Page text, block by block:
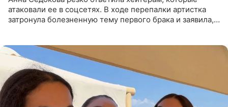
атаковали ее в соцсетях. В ходе перепалки артистка
затронула болезненную тему первого брака и заявила,